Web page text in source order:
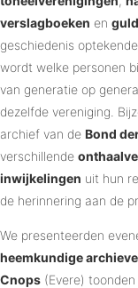
verslagboeken en
geschiedenis
wordt welke personen
van generatie op
dezelfde vereniging.
archief van de Bond
verschillende
inwijkelingen uit hun
de herinnering aan de
We presenteerden
heemkundige
Cnops (Evere)